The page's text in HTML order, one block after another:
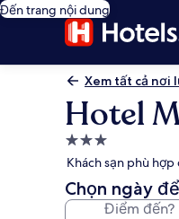
Đến trang nội dung
Xem tất cả nơi
Hotel
Nơi
lưu
trú
3.0
Khách sạn phù hợp
Chọn ngày
Điểm đến?